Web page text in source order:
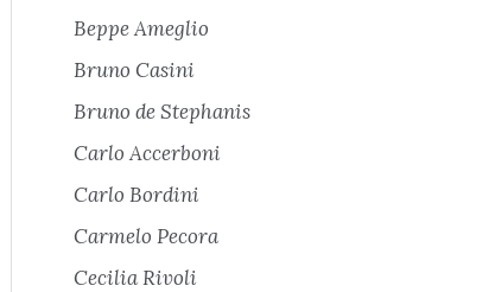
Beppe Ameglio
Bruno Casini
Bruno de Stephanis
Carlo Accerboni
Carlo Bordini
Carmelo Pecora
Cecilia Rivoli